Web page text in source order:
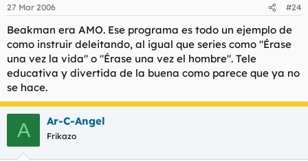
27 Mar 2006 #24
Beakman era AMO. Ese programa es todo un ejemplo de
como instruir deleitando, al igual que series como "Érase
una vez la vida" o "Érase una vez el hombre". Tele
educativa y divertida de la buena como parece que ya no
se hace.
A Ar-C-Angel
Frikazo